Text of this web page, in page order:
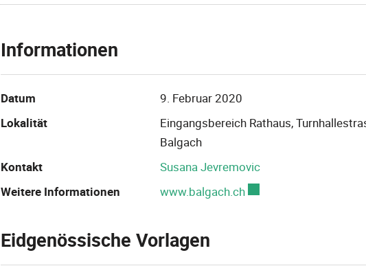
Informationen
Datum
9. Februar 2020
Lokalität
Eingangsbereich Rathaus,
Balgach
Kontakt
Susana Jevremovic
Weitere Informationen
www.balgach.chExterner Link wird in
Eidgenössische Vorlagen